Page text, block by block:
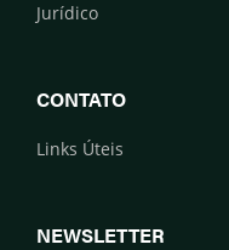
Jurídico
CONTATO
Links Úteis
NEWSLETTER